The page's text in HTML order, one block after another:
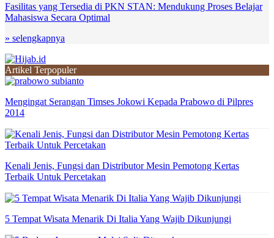
Fasilitas yang Tersedia di PKN STAN: Mendukung Proses Belajar
Mahasiswa Secara Optimal
» selengkapnya
Artikel Terpopuler
Mengingat Serangan Timses Jokowi Kepada Prabowo di Pilpres
2014
Kenali Jenis, Fungsi dan Distributor Mesin Pemotong Kertas
Terbaik Untuk Percetakan
5 Tempat Wisata Menarik Di Italia Yang Wajib Dikunjungi